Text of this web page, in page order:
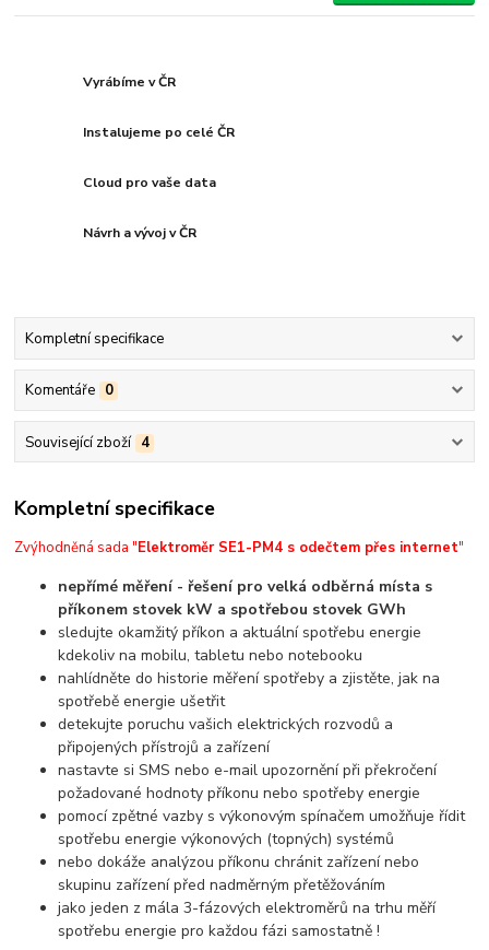
Vyrábíme v ČR
Instalujeme po celé ČR
Cloud pro vaše data
Návrh a vývoj v ČR
Kompletní specifikace
Komentáře 0
Související zboží 4
Kompletní specifikace
Zvýhodněná sada "Elektroměr SE1-PM4 s odečtem přes internet"
nepřímé měření - řešení pro velká odběrná místa s
příkonem stovek kW a spotřebou stovek GWh
sledujte okamžitý příkon a aktuální spotřebu energie
kdekoliv na mobilu, tabletu nebo notebooku
nahlídněte do historie měření spotřeby a zjistěte, jak na
spotřebě energie ušetřit
detekujte poruchu vašich elektrických rozvodů a
připojených přístrojů a zařízení
nastavte si SMS nebo e-mail upozornění při překročení
požadované hodnoty příkonu nebo spotřeby energie
pomocí zpětné vazby s výkonovým spínačem umožňuje řídit
spotřebu energie výkonových (topných) systémů
nebo dokáže analýzou příkonu chránit zařízení nebo
skupinu zařízení před nadměrným přetěžováním
jako jeden z mála 3-fázových elektroměrů na trhu měří
spotřebu energie pro každou fázi samostatně !